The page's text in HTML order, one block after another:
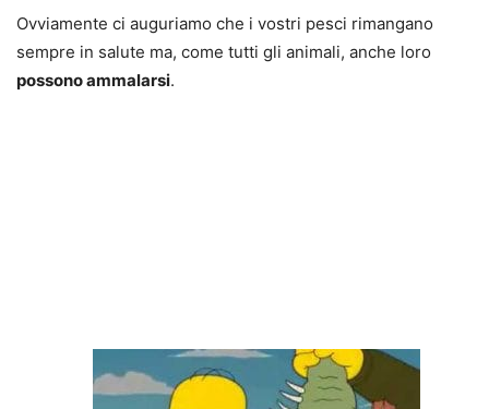
Ovviamente ci auguriamo che i vostri pesci rimangano
sempre in salute ma, come tutti gli animali, anche loro
possono ammalarsi.